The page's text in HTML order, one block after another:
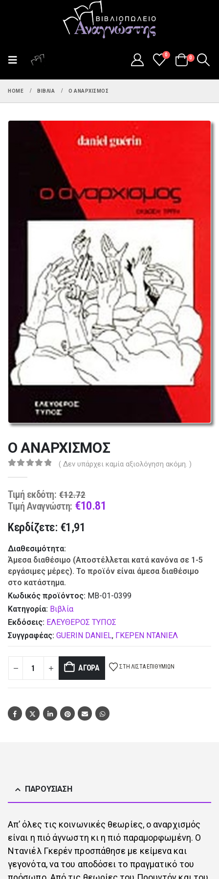
0
0
HOME ΒΙΒΛΊΑ Ο ΑΝΑΡΧΙΣΜΟΣ
Ο ΑΝΑΡΧΙΣΜΟΣ
( Δεν υπάρχει καμία αξιολόγηση ακόμη. )
Τιμή εκδότη: €12.72
price
Τιμή Αναγνώστη: €10.81
Κερδίζετε: €1,91
Διαθεσιμότητα:
Άμεσα διαθέσιμο (Αποστέλλεται κατά κανόνα σε 1-5
εργάσιμες μέρες). Το προϊόν είναι άμεσα διαθέσιμο
στο κατάστημα.
Κωδικός προϊόντος: MB-01-0399
Κατηγορία: Βιβλία
Εκδόσεις: ΕΛΕΥΘΕΡΟΣ ΤΥΠΟΣ
Συγγραφέας: GUERIN DANIEL, ΓΚΕΡΕΝ ΝΤΑΝΙΕΛ
ΑΓΟΡΆ ΣΤΗ ΛΊΣΤΑ ΕΠΙΘΥΜΙΏΝ
ΠΑΡΟΥΣΊΑΣΗ
Απ’ όλες τις κοινωνικές θεωρίες, ο αναρχισμός
είναι η πιό άγνωστη κι η πιό παραμορφωμένη. Ο
Ντανιέλ Γκερέν προσπάθησε με κείμενα και
γεγονότα, να του αποδόσει το πραγματικό του